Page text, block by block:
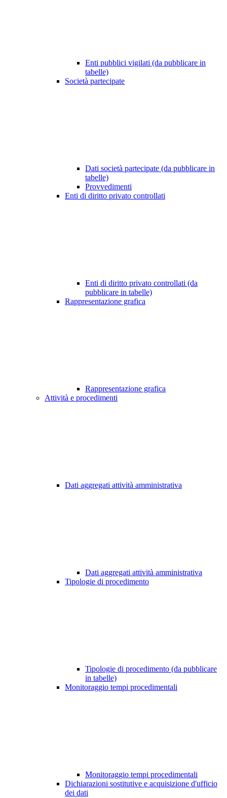
Enti pubblici vigilati (da pubblicare in
tabelle)
Società partecipate
Dati società partecipate (da pubblicare in
tabelle)
Provvedimenti
Enti di diritto privato controllati
Enti di diritto privato controllati (da
pubblicare in tabelle)
Rappresentazione grafica
Rappresentazione grafica
Attività e procedimenti
Dati aggregati attività amministrativa
Dati aggregati attività amministrativa
Tipologie di procedimento
Tipologie di procedimento (da pubblicare
in tabelle)
Monitoraggio tempi procedimentali
Monitoraggio tempi procedimentali
Dichiarazioni sostitutive e acquisizione d'ufficio
dei dati